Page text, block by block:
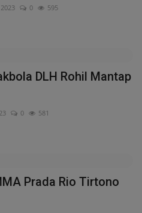
0 595
DLH Rohil Mantap
0 581
Prada Rio Tirtono